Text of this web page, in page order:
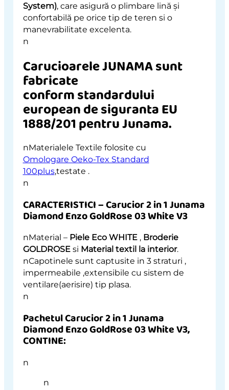
System), care asigură o plimbare lină și
confortabilă pe orice tip de teren si o
manevrabilitate excelenta.
n
Carucioarele JUNAMA sunt
fabricate
conform standardului
european de siguranta EU
1888/201 pentru Junama.
nMaterialele Textile folosite cu
Omologare Oeko-Tex Standard
100plus,testate .
n
CARACTERISTICI – Carucior 2 in 1 Junama
Diamond Enzo GoldRose 03 White V3
nMaterial – Piele Eco WHITE, Broderie
GOLDROSEsi Material textil la interior.
nCapotinele sunt captusite in 3 straturi ,
impermeabile ,extensibile cu sistem de
ventilare(aerisire) tip plasa.
n
Pachetul Carucior 2 in 1 Junama
Diamond Enzo GoldRose 03 White V3,
CONTINE:
n
n